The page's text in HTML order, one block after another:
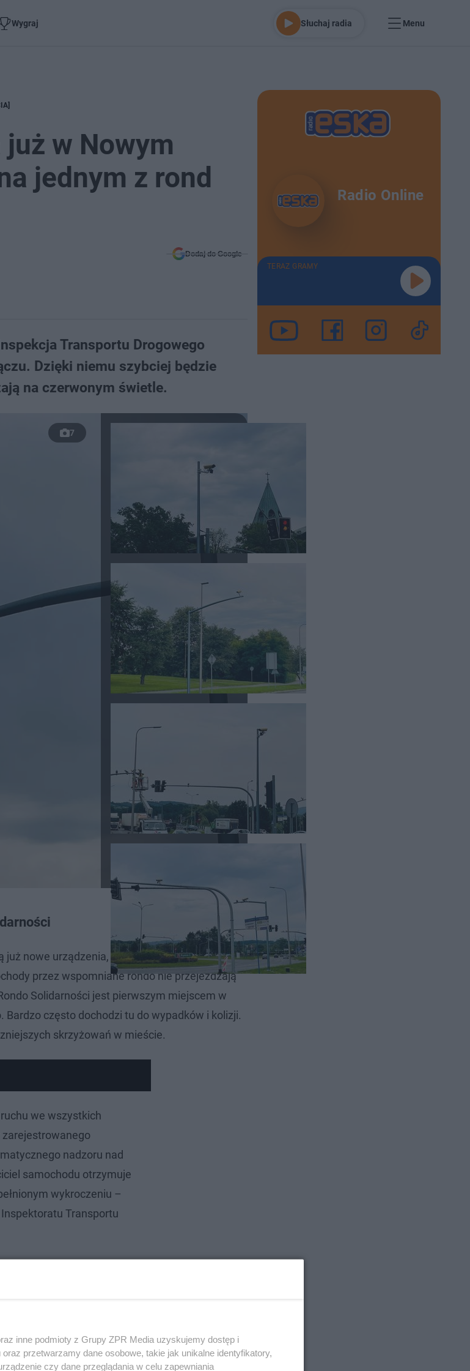
Wygraj Słuchaj radia Menu
już w Nowym
jednym z rond
Dodaj do Google
Transportu Drogowego
Dzięki niemu szybciej będzie
na czerwonym świetle.
7
nowe urządzenia, które bardzo dokładnie
przez wspomniane rondo nie przejeżdżają
Solidarności jest pierwszym miejscem w
często dochodzi tu do wypadków i kolizji.
skrzyżowań w mieście.
we wszystkich
nadzoru nad
samochodu otrzymuje
wykroczeniu –
Transportu
tegorocznych laureatów …
Radio Online
TERAZ GRAMY
inne podmioty z Grupy ZPR Media uzyskujemy dostęp i
przetwarzamy dane osobowe, takie jak unikalne identyfikatory,
czy dane przeglądania w celu zapewniania